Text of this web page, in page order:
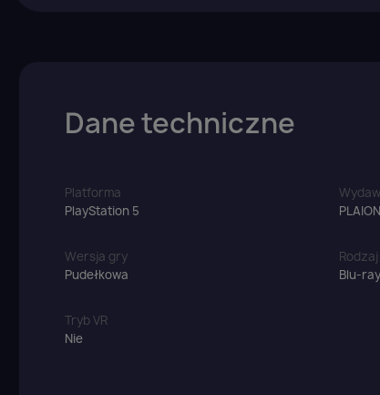
Dane techniczne
Platforma
PlayStation 5
PLAION
Wersja gry
Pudełkowa
Blu-ray
Tryb VR
Nie